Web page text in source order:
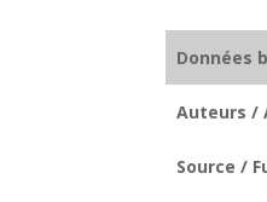
Données
Auteurs /
Source /